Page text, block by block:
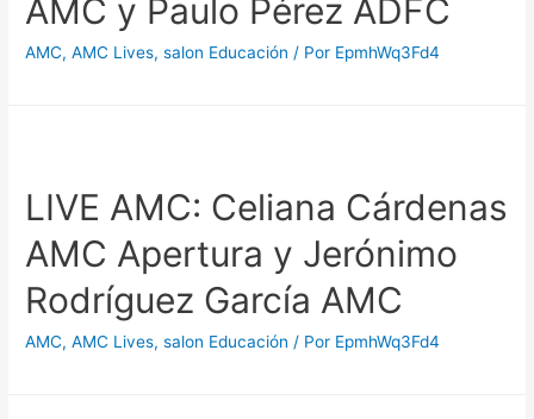
AMC y Paulo Pérez ADFC
AMC,AMC Lives,salon Educación / Por EpmhWq3Fd4
LIVE AMC: Celiana Cárdenas
AMC Apertura y Jerónimo
Rodríguez García AMC
AMC,AMC Lives,salon Educación / Por EpmhWq3Fd4